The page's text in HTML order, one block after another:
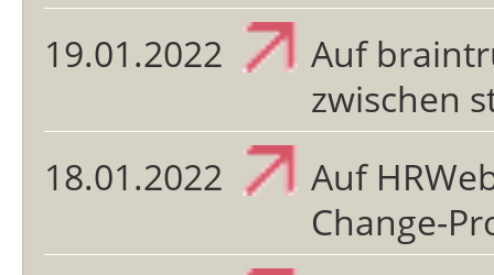
19.01.2022
Auf
zwischen
18.01.2022
Auf
Change-